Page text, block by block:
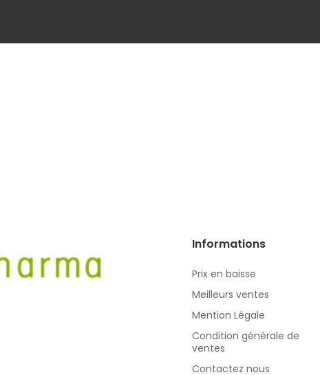
Informations
Prix en baisse
Meilleurs ventes
Mention Légale
Condition générale de
ventes
Contactez nous